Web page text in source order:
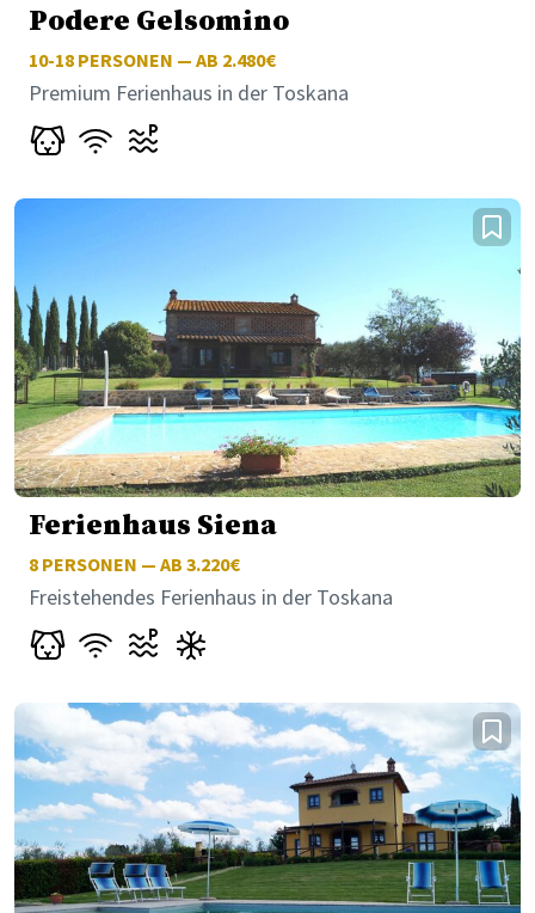
Podere Gelsomino
10-18 PERSONEN — AB 2.480€
Premium Ferienhaus in der Toskana
Ferienhaus Siena
8 PERSONEN — AB 3.220€
Freistehendes Ferienhaus in der Toskana